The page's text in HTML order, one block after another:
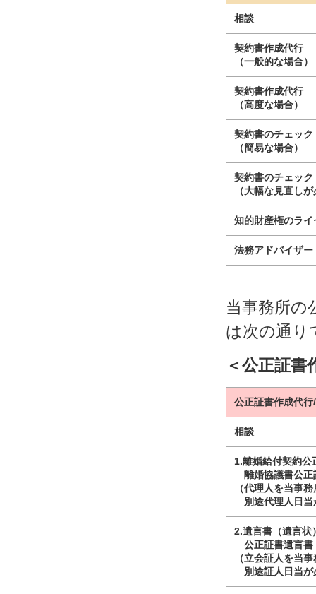
相談
契約書作成代行
（一般的な場合）
契約書作成代行
（高度な場合）
契約書のチェック
（簡易な場合）
契約書のチェック
（大幅な見直し
知的財産権のラ
法務アドバイザー
当事務所の
は次の通り
＜公正証書
公正証書作成代
相談
1.離婚給付契約公
離婚協議書公正
（代理人を当事
別途代理人日当
2.遺言書（遺言状
公正証書遺言書
（立会証人を当
別途証人日当が